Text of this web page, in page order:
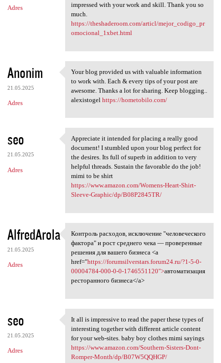
Adres
impressed with your work and skill. Thank you so
much.
https://theshaderoom.com/articl/mejor_codigo_pr
omocional_1xbet.html
Anonim
21.05.2025
Adres
Your blog provided us with
Your blog provided us with valuable information
to work with. Each & every tips of your post are
awesome. Thanks a lot for sharing. Keep blogging..
alexistogel https://hometobilo.com/
seo
21.05.2025
Adres
Appreciate it intended for
Appreciate it intended for placing a really good
document! I stumbled upon your blog perfect for
the desires. Its full of superb in addition to very
helpful threads. Sustain the favorable do the job!
mimi to be shirt
https://www.amazon.com/Womens-Heart-Shirt-
Sleeve-Graphic/dp/B08P2845TR/
AlfredArola
21.05.2025
Adres
Контроль расходов, исключение
Контроль расходов, исключение "человеческого
фактора" и рост среднего чека — проверенные
решения для вашего бизнеса <a
href="https://forumsilverstars.forum24.ru/?1-5-0-
00004784-000-0-0-1746551120">автоматизация
ресторанного бизнеса</a>
seo
21.05.2025
Adres
It all is impressive to read
It all is impressive to read the paper these types of
interesting together with different article content
for your web-sites. baby boy clothes mimi sayings
https://www.amazon.com/Southern-Sisters-Dont-
Romper-Month/dp/B07W5QQHGP/